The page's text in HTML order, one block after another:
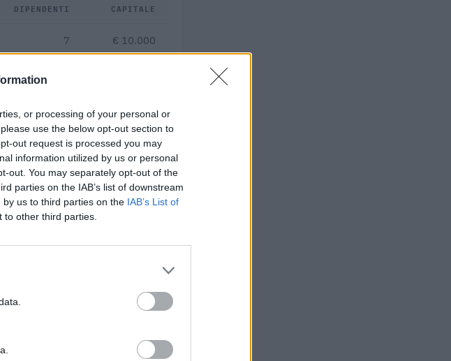
or processing of your personal or
use the below opt-out section to
out request is processed you may
information utilized by us or personal
out. You may separately opt-out of the
parties on the IAB’s list of downstream
us to third parties on the IAB’s List of
other third parties.
DIPENDENTI CAPITALE
7 € 10.000
400.138
per dipendente
(2022–2023).
13.153 euro